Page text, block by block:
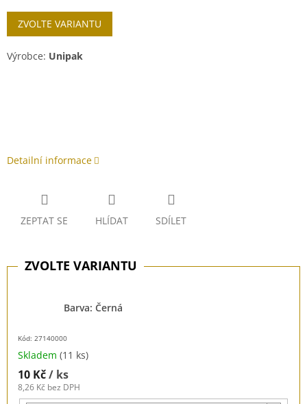
Měrná
cena:
ZVOLTE VARIANTU
Výrobce: Unipak
Detailní informace
ZEPTAT SE HLÍDAT SDÍLET
Kód: 27140000
Barva: Černá
Skladem (11 ks)
10 Kč/ ks
8,26 Kč bez DPH